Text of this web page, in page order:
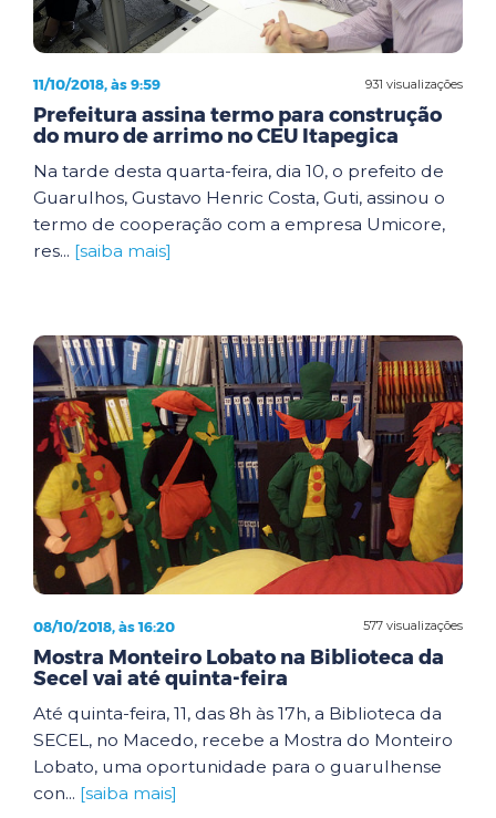
931 visualizações
11/10/2018, às 9:59
Prefeitura assina termo para construção
do muro de arrimo no CEU Itapegica
Na tarde desta quarta-feira, dia 10, o prefeito de
Guarulhos, Gustavo Henric Costa, Guti, assinou o
termo de cooperação com a empresa Umicore,
res... [saiba mais]
577 visualizações
08/10/2018, às 16:20
Mostra Monteiro Lobato na Biblioteca da
Secel vai até quinta-feira
Até quinta-feira, 11, das 8h às 17h, a Biblioteca da
SECEL, no Macedo, recebe a Mostra do Monteiro
Lobato, uma oportunidade para o guarulhense
con... [saiba mais]